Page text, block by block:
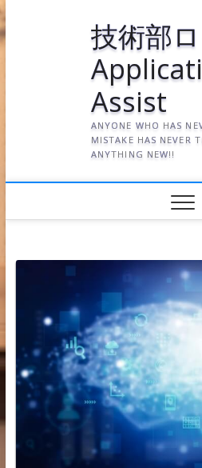
to
content
技術部
Assist
ANYONE WHO HAS
MISTAKE HAS NEVER
ANYTHING NEW!!